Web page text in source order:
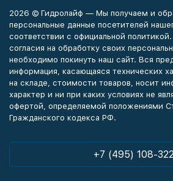
2026 © Гидролайф — Мы получаем и
персональные данные посетителей
соответствии с официальной
согласия на обработку своих
необходимо покинуть наш сайт. Вся
информация, касающаяся технических
на складе, стоимости товаров, носит
характер и ни при каких условиях не
офертой, определяемой положениями
Гражданского кодекса РФ.
+7 (495) 108-